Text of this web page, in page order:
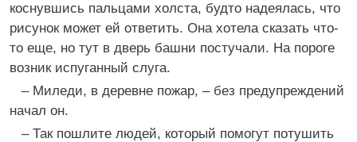
коснувшись пальцами холста, будто надеялась, что
рисунок может ей ответить. Она хотела сказать что-
то еще, но тут в дверь башни постучали. На пороге
возник испуганный слуга.
– Миледи, в деревне пожар, – без предупреждений
начал он.
– Так пошлите людей, который помогут потушить